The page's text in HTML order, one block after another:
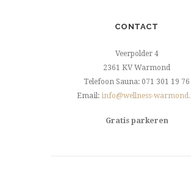
CONTACT
Veerpolder 4
2361 KV Warmond
Telefoon Sauna: 071 301 19 76
Email: info@wellness-
Gratis parkeren